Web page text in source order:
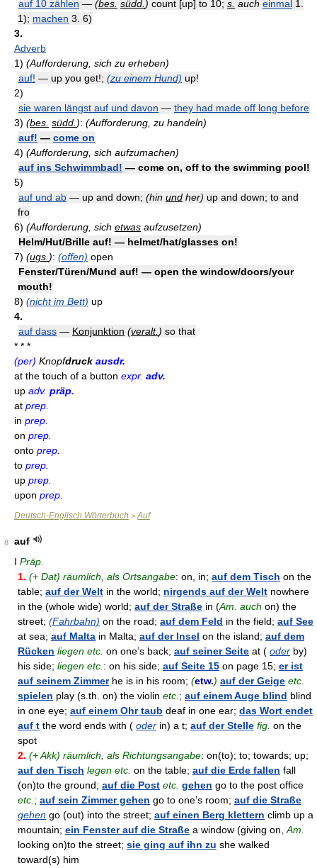
auf 10 zählen — (bes. südd. ) count [up] to 10; s. auch einmal 1.
1); machen 3. 6)
3.
Adverb
1) (Aufforderung, sich zu erheben)
auf! — up you get!; (zu einem Hund) up!
2)
sie waren längst auf und davon — they had made off long before
3) (bes. südd. ): (Aufforderung, zu handeln)
auf! — come on
4) (Aufforderung, sich aufzumachen)
auf ins Schwimmbad! — come on, off to the swimming pool!
5)
auf und ab — up and down; (hin und her) up and down; to and
fro
6) (Aufforderung, sich etwas aufzusetzen)
Helm/Hut/Brille auf! — helmet/hat/glasses on!
7) (ugs. ): (offen) open
Fenster/Türen/Mund auf! — open the window/doors/your
mouth!
8) (nicht im Bett) up
4.
auf dass — Konjunktion (veralt. ) so that
* * *
(per) Knopfdruck ausdr.
at the touch of a button expr. adv.
up adv. präp.
at prep.
in prep.
on prep.
onto prep.
to prep.
up prep.
upon prep.
Deutsch-Englisch Wörterbuch > Auf
8
auf
I Präp.
1. (+ Dat) räumlich, als Ortsangabe: on, in; auf dem Tisch on the
table; auf der Welt in the world; nirgends auf der Welt nowhere
in the (whole wide) world; auf der Straße in (Am. auch on) the
street; (Fahrbahn) on the road; auf dem Feld in the field; auf See
at sea; auf Malta in Malta; auf der Insel on the island; auf dem
Rücken liegen etc. on one’s back; auf seiner Seite at ( oder by)
his side; liegen etc. : on his side; auf Seite 15 on page 15; er ist
auf seinem Zimmerhe is in his room; (etw.) auf der Geige etc.
spielen play (s.th. on) the violin etc. ; auf einem Auge blind blind
in one eye; auf einem Ohr taub deaf in one ear; das Wort endet
auf t the word ends with ( oder in) a t; auf der Stelle fig. on the
spot
2. (+ Akk) räumlich, als Richtungsangabe: on(to); to; towards; up;
auf den Tisch legen etc. on the table; auf die Erde fallen fall
(on)to the ground; auf die Post etc. gehen go to the post office
etc. ; auf sein Zimmer gehen go to one’s room; auf die Straße
gehen go (out) into the street; auf einen Berg klettern climb up a
mountain; ein Fenster auf die Straße a window (giving on, Am.
looking on)to the street; sie ging auf ihn zu she walked
toward(s) him